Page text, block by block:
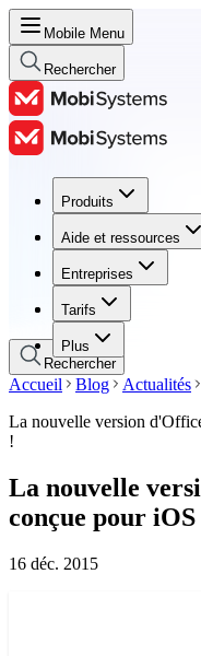
Mobile Menu
Rechercher
Produits
Aide et ressources
Entreprises
Tarifs
Plus
Produits
Aide et ressources
Entreprises
Tarifs
Rechercher
Accueil Blog
Actualités
La nouvelle version
!
La nouvelle
conçue pour
16 déc. 2015